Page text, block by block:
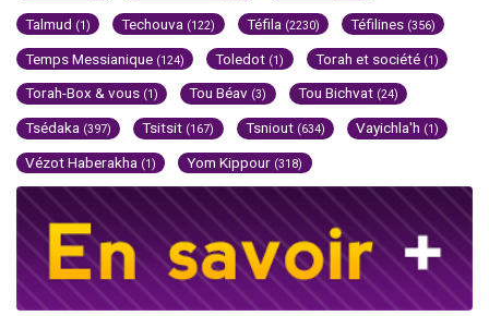
Talmud (1) Techouva (122) Téfila (2230) Téfilines (356)
Temps Messianique (124) Toledot (1) Torah et société (1)
Torah-Box & vous (1) Tou Béav (3) Tou Bichvat (24)
Tsédaka (397) Tsitsit (167) Tsniout (634) Vayichla'h (1)
Vézot Haberakha (1) Yom Kippour (318)